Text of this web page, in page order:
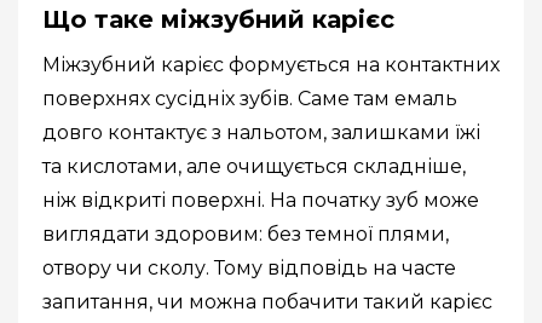
Що таке міжзубний карієс
Міжзубний карієс формується на контактних
поверхнях сусідніх зубів. Саме там емаль
довго контактує з нальотом, залишками їжі
та кислотами, але очищується складніше,
ніж відкриті поверхні. На початку зуб може
виглядати здоровим: без темної плями,
отвору чи сколу. Тому відповідь на часте
запитання, чи можна побачити такий карієс